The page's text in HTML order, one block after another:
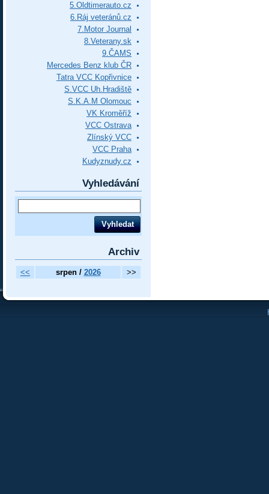
5.Oldtimerauto.cz
6.Ráj veteránů.cz
7.Motor Journal
8.Veterany.sk
9.ČAMS
Mercedes Benz klub ČR
Tatra VCC Kopřivnice
S.VCC Uh.Hradiště
S.K.A.M Olomouc
VK Kroměříž
VCC Ostrava
Zlínský VCC
VCC Praha
Kudyznudy.cz
Vyhledávání
Archiv
<< srpen / 2026 >>